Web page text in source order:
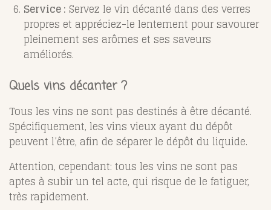
Service : Servez le vin décanté dans des verres
propres et appréciez-le lentement pour savourer
pleinement ses arômes et ses saveurs
améliorés.
Quels vins décanter ?
Tous les vins ne sont pas destinés à être décanté.
Spécifiquement, les vins vieux ayant du dépôt
peuvent l’être, afin de séparer le dépôt du liquide.
Attention, cependant: tous les vins ne sont pas
aptes à subir un tel acte, qui risque de le fatiguer,
très rapidement.